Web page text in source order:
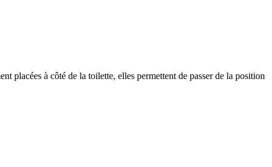
placées à côté de la toilette, elles permettent de passer de la position